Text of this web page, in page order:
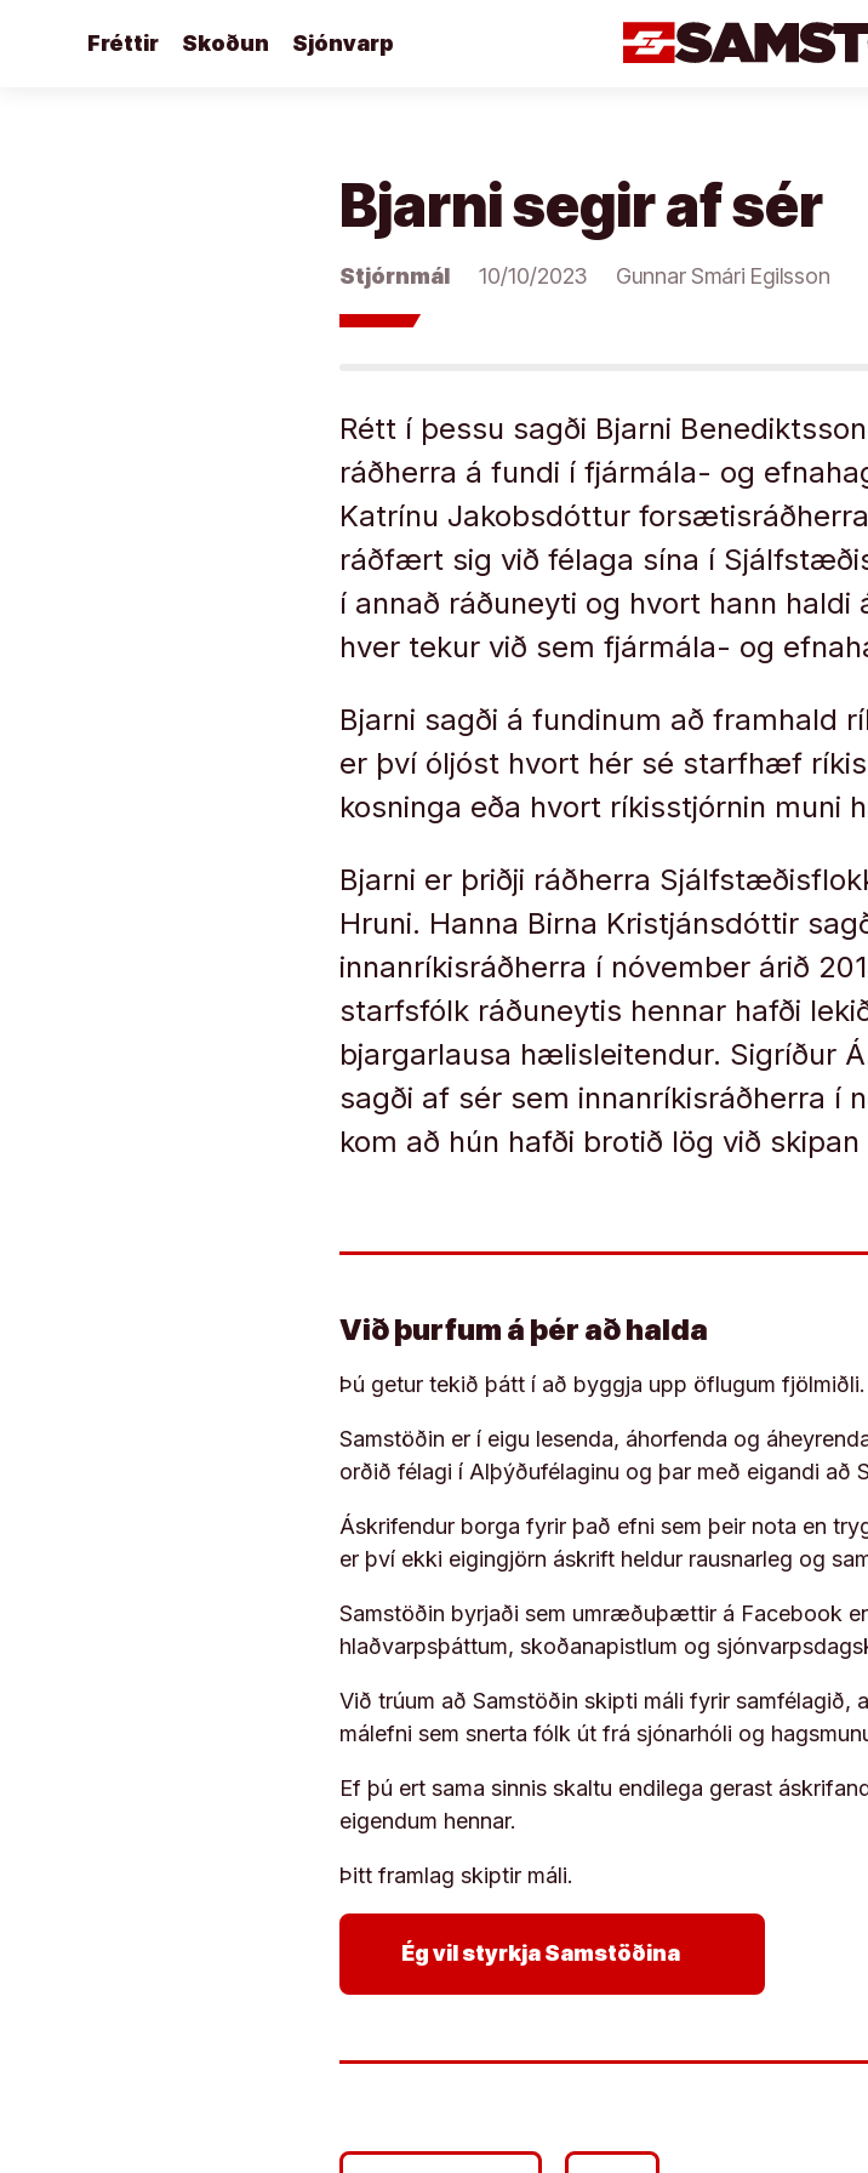
Fréttir Skoðun Sjónvarp
Bjarni segir af sér
Stjórnmál 10/10/2023 Gunnar Smári Egilsson
Rétt í þessu sagði Bjarni
ráðherra á fundi í fjármála- og
Katrínu Jakobsdóttur
ráðfært sig við félaga sína í
í annað ráðuneyti og hvort hann
hver tekur við sem fjármála- og
Bjarni sagði á fundinum að framhald
er því óljóst hvort hér sé starfhæf
kosninga eða hvort ríkisstjórnin muni
Bjarni er þriðji ráðherra
Hruni. Hanna Birna Kristjánsdóttir
innanríkisráðherra í nóvember árið
starfsfólk ráðuneytis hennar hafði
bjargarlausa hælisleitendur. Sigríður
sagði af sér sem innanríkisráðherra í
kom að hún hafði brotið lög við
Við þurfum á þér að halda
Þú getur tekið þátt í að byggja upp öflugum fjölmiðli.
Samstöðin er í eigu lesenda, áhorfenda og
orðið félagi í Alþýðufélaginu og þar með eigandi að
Áskrifendur borga fyrir það efni sem þeir nota en
er því ekki eigingjörn áskrift heldur rausnarleg og
Samstöðin byrjaði sem umræðuþættir á Facebook
hlaðvarpsþáttum, skoðanapistlum og
Við trúum að Samstöðin skipti máli fyrir
málefni sem snerta fólk út frá sjónarhóli og
Ef þú ert sama sinnis skaltu endilega gerast
eigendum hennar.
Þitt framlag skiptir máli.
Ég vil styrkja Samstöðina